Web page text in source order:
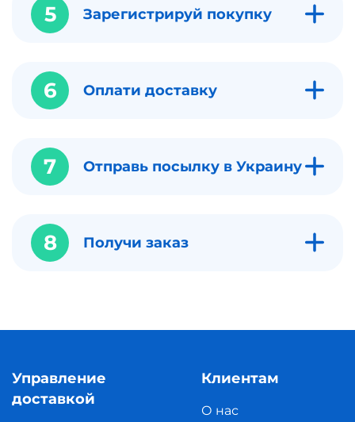
5 Зарегистрируй покупку
6 Оплати доставку
7 Отправь посылку в Украину
8 Получи заказ
Управление
доставкой
Клиентам
О нас